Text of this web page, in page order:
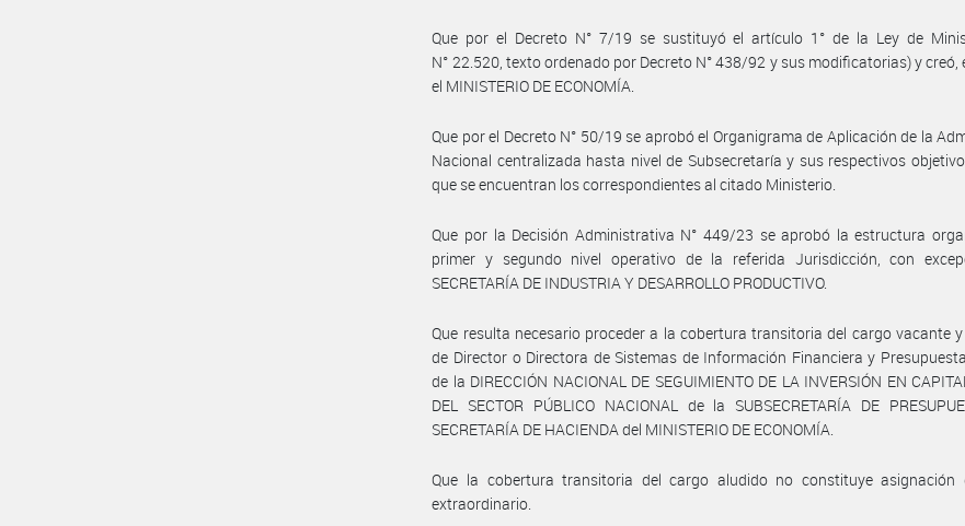
Que por el Decreto N° 7/19 se sustituyó el artículo 1° de la Ley de
N° 22.520, texto ordenado por Decreto N° 438/92 y sus modificatorias) y creó,
el MINISTERIO DE ECONOMÍA.
Que por el Decreto N° 50/19 se aprobó el Organigrama de Aplicación de la
Nacional centralizada hasta nivel de Subsecretaría y sus respectivos
que se encuentran los correspondientes al citado Ministerio.
Que por la Decisión Administrativa N° 449/23 se aprobó la estructura
primer y segundo nivel operativo de la referida Jurisdicción, con
SECRETARÍA DE INDUSTRIA Y DESARROLLO PRODUCTIVO.
Que resulta necesario proceder a la cobertura transitoria del cargo vacante
de Director o Directora de Sistemas de Información Financiera y
de la DIRECCIÓN NACIONAL DE SEGUIMIENTO DE LA INVERSIÓN EN
DEL SECTOR PÚBLICO NACIONAL de la SUBSECRETARÍA DE
SECRETARÍA DE HACIENDA del MINISTERIO DE ECONOMÍA.
Que la cobertura transitoria del cargo aludido no constituye asignación
extraordinario.